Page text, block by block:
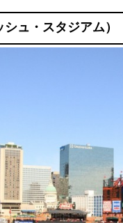
ュ・スタジアム）